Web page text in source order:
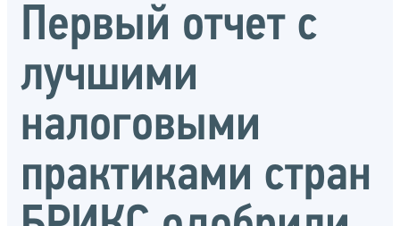
Первый отчет с
лучшими
налоговыми
практиками стран